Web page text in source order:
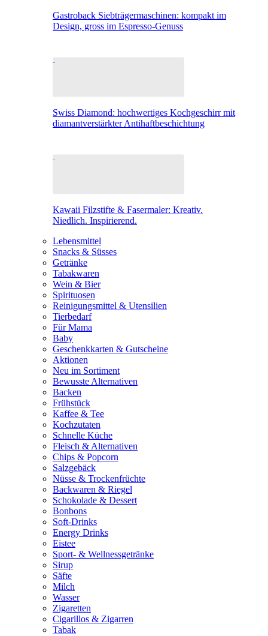
Gastroback Siebträgermaschinen: kompakt im
Design, gross im Espresso-Genuss
Swiss Diamond: hochwertiges Kochgeschirr mit
diamantverstärkter Antihaftbeschichtung
Kawaii Filzstifte & Fasermaler: Kreativ.
Niedlich. Inspirierend.
Lebensmittel
Snacks & Süsses
Getränke
Tabakwaren
Wein & Bier
Spirituosen
Reinigungsmittel & Utensilien
Tierbedarf
Für Mama
Baby
Geschenkkarten & Gutscheine
Aktionen
Neu im Sortiment
Bewusste Alternativen
Backen
Frühstück
Kaffee & Tee
Kochzutaten
Schnelle Küche
Fleisch & Alternativen
Chips & Popcorn
Salzgebäck
Nüsse & Trockenfrüchte
Backwaren & Riegel
Schokolade & Dessert
Bonbons
Soft-Drinks
Energy Drinks
Eistee
Sport- & Wellnessgetränke
Sirup
Säfte
Milch
Wasser
Zigaretten
Cigarillos & Zigarren
Tabak